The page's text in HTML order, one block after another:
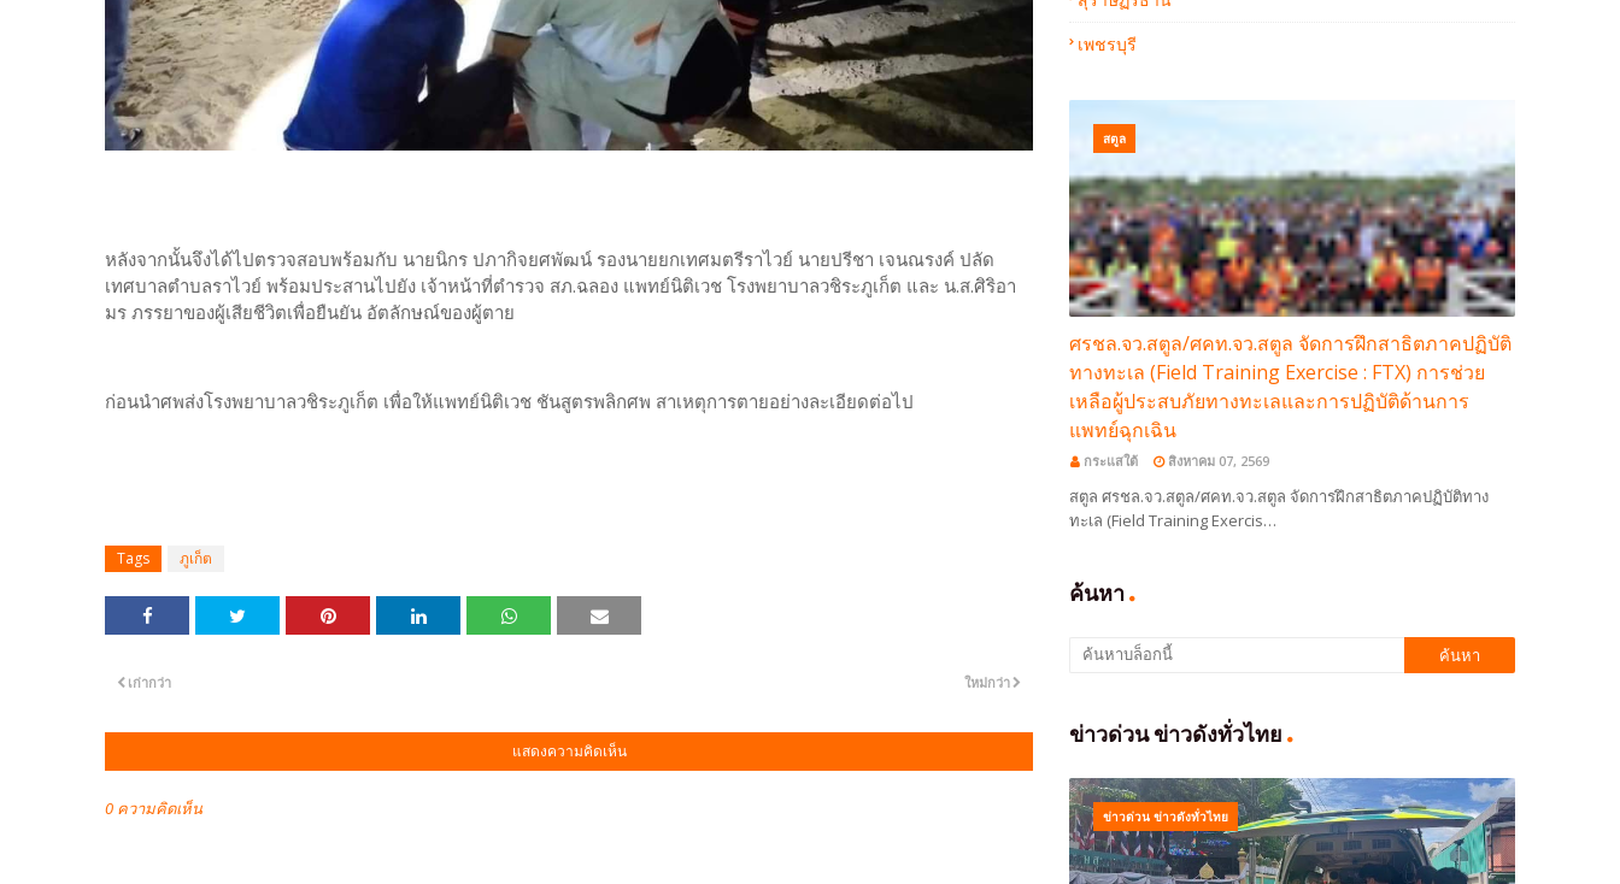
หลังจากนั้นจึงได้ไปตรวจสอบพร้อมกับ นายนิกร ปภากิจยศพัฒน์ รองนายยกเทศมตรีราไวย์ นายปรีชา เจนณรงค์ ปลัด
เทศบาลตำบลราไวย์ พร้อมประสานไปยัง เจ้าหน้าที่ตำรวจ สภ.ฉลอง แพทย์นิติเวช โรงพยาบาลวชิระภูเก็ต และ น.ส.ศิริอา
มร ภรรยาของผู้เสียชีวิตเพื่อยืนยัน อัตลักษณ์ของผู้ตาย
ก่อนนำศพส่งโรงพยาบาลวชิระภูเก็ต เพื่อให้แพทย์นิติเวช ชันสูตรพลิกศพ สาเหตุการตายอย่างละเอียดต่อไป
Tags ภูเก็ต
ใหม่กว่า
เก่ากว่า
แสดงความคิดเห็น
0 ความคิดเห็น
เพชรบุรี
สตูล
ศรชล.จว.สตูล/ศคท.จว.สตูล จัดการฝึกสาธิตภาคปฏิบัติ
ทางทะเล (Field Training Exercise : FTX) การช่วย
เหลือผู้ประสบภัยทางทะเลและการปฏิบัติด้านการ
แพทย์ฉุกเฉิน
กระแสใต้ สิงหาคม 07, 2569
สตูล ศรชล.จว.สตูล/ศคท.จว.สตูล จัดการฝึกสาธิตภาคปฏิบัติทาง
ทะเล (Field Training Exercis…
ค้นหา
ข่าวด่วน ข่าวดังทั่วไทย
ข่าวด่วน ข่าวดังทั่วไทย